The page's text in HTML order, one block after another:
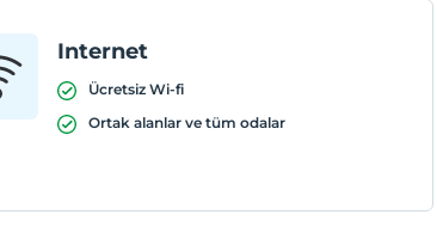
Internet
Ücretsiz Wi-fi
Ortak alanlar ve tüm odalar